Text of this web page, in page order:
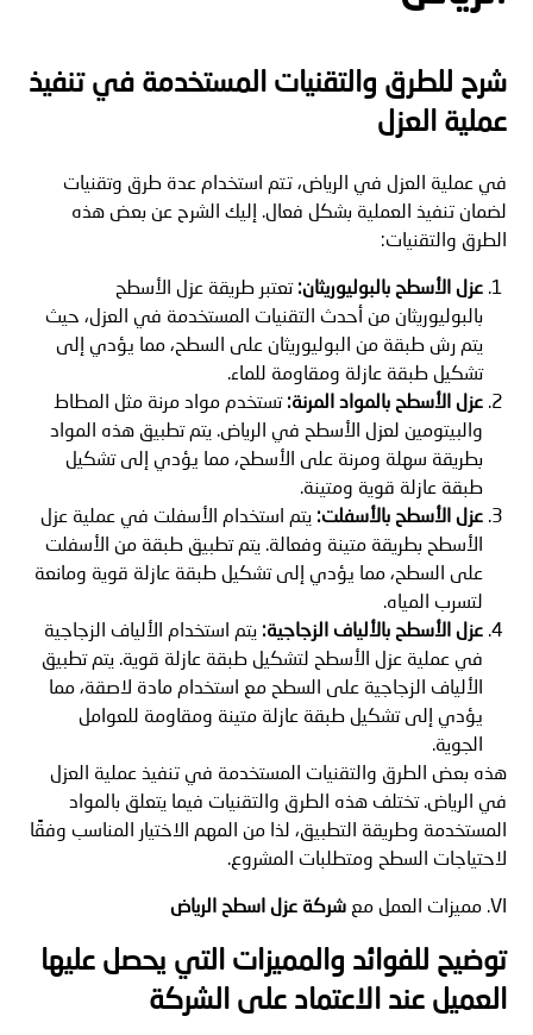
شرح للطرق والتقنيات المستخدمة في تنفيذ
عملية العزل
في عملية العزل في الرياض، تتم استخدام عدة طرق وتقنيات
لضمان تنفيذ العملية بشكل فعال. إليك الشرح عن بعض هذه
الطرق والتقنيات:
عزل الأسطح بالبوليوريثان: تعتبر طريقة عزل الأسطح
بالبوليوريثان من أحدث التقنيات المستخدمة في العزل، حيث
يتم رش طبقة من البوليوريثان على السطح، مما يؤدي إلى
تشكيل طبقة عازلة ومقاومة للماء.
عزل الأسطح بالمواد المرنة: تستخدم مواد مرنة مثل المطاط
والبيتومين لعزل الأسطح في الرياض. يتم تطبيق هذه المواد
بطريقة سهلة ومرنة على الأسطح، مما يؤدي إلى تشكيل
طبقة عازلة قوية ومتينة.
عزل الأسطح بالأسفلت: يتم استخدام الأسفلت في عملية عزل
الأسطح بطريقة متينة وفعالة. يتم تطبيق طبقة من الأسفلت
على السطح، مما يؤدي إلى تشكيل طبقة عازلة قوية ومانعة
لتسرب المياه.
عزل الأسطح بالألياف الزجاجية: يتم استخدام الألياف الزجاجية
في عملية عزل الأسطح لتشكيل طبقة عازلة قوية. يتم تطبيق
الألياف الزجاجية على السطح مع استخدام مادة لاصقة، مما
يؤدي إلى تشكيل طبقة عازلة متينة ومقاومة للعوامل
الجوية.
هذه بعض الطرق والتقنيات المستخدمة في تنفيذ عملية العزل
في الرياض. تختلف هذه الطرق والتقنيات فيما يتعلق بالمواد
المستخدمة وطريقة التطبيق، لذا من المهم الاختيار المناسب وفقًا
لاحتياجات السطح ومتطلبات المشروع.
VI. مميزات العمل مع شركة عزل اسطح الرياض
توضيح للفوائد والمميزات التي يحصل عليها
العميل عند الاعتماد على الشركة